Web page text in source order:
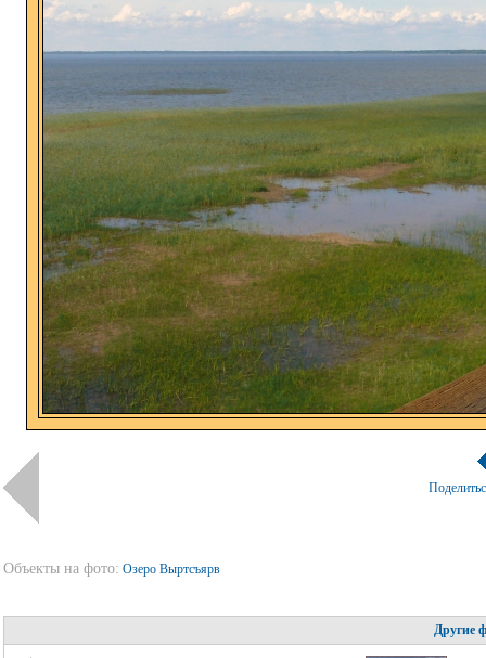
Объекты на фото: Озеро Выртсъярв
Другие